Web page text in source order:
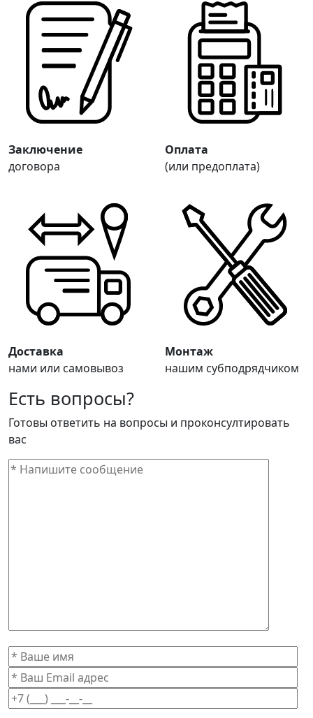
Заключение
договора
Оплата
(или предоплата)
Доставка
нами или самовывоз
Монтаж
нашим субподрядчиком
Есть вопросы?
Готовы ответить на вопросы и проконсултировать
вас